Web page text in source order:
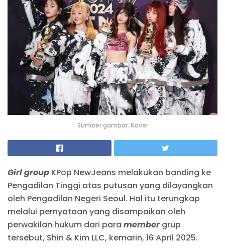
Sumber gambar: Naver
Girl group KPop NewJeans melakukan banding ke
Pengadilan Tinggi atas putusan yang dilayangkan
oleh Pengadilan Negeri Seoul. Hal itu terungkap
melalui pernyataan yang disampaikan oleh
perwakilan hukum dari para membergrup
tersebut, Shin & Kim LLC, kemarin, 16 April 2025.